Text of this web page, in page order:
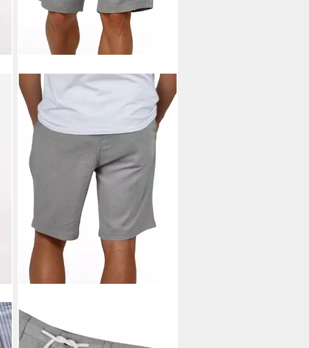
RIVERSO
Chinoshorts Herren Freizeitshorts
RIVOliver Regular Fit Leinenshort